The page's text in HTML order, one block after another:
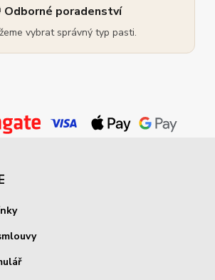
Odborné poradenství
vybrat správný typ pasti.